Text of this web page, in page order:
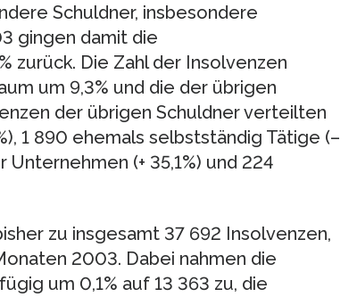
Schuldner, insbesondere
gingen damit die
zurück. Die Zahl der Insolvenzen
um 9,3% und die der übrigen
der übrigen Schuldner verteilten
1 890 ehemals selbstständig Tätige (–
(+ 35,1%) und 224
zu insgesamt 37 692 Insolvenzen,
2003. Dabei nahmen die
um 0,1% auf 13 363 zu, die